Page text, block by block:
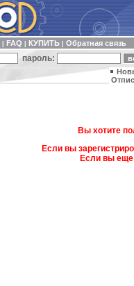
FAQ КУПИТЬ Обратная связь
пароль:
Вы хотите
Если вы
Если вы еще